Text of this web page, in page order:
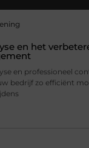
en het
en professioneel
bedrijf zo efficiënt